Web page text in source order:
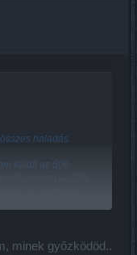
haladás.
küldit az 500
minek győzködöd..